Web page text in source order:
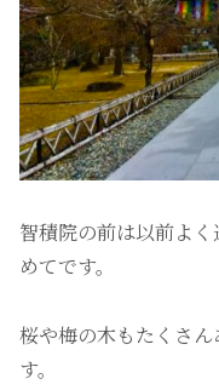
智積院の前は以前よ
めてです。
桜や梅の木もたくさ
す。